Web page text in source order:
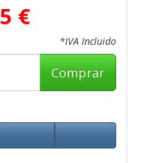
€
*IVA Incluido
Comprar